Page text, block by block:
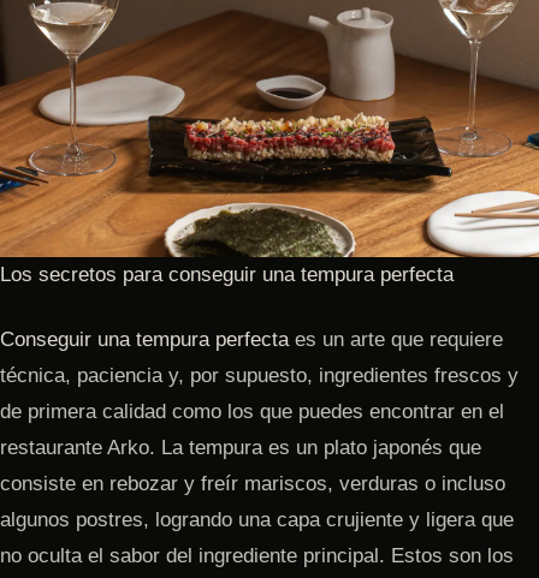
Los secretos para conseguir una tempura perfecta
Conseguir una tempura perfecta es un arte que requiere
técnica, paciencia y, por supuesto, ingredientes frescos y
de primera calidad como los que puedes encontrar en el
restaurante Arko. La tempura es un plato japonés que
consiste en rebozar y freír mariscos, verduras o incluso
algunos postres, logrando una capa crujiente y ligera que
no oculta el sabor del ingrediente principal. Estos son los